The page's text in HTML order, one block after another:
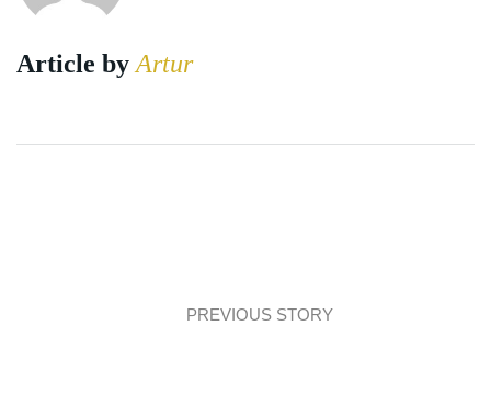
Article byArtur
PREVIOUS STORY